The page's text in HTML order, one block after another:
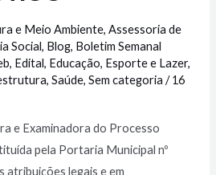
e Meio Ambiente,Assessoria de
Social, Blog, Boletim Semanal
, Edital, Educação, Esporte e Lazer,
,Saúde,Sem categoria /16
e Examinadora do Processo
pela Portaria Municipal nº
atribuições legais e em